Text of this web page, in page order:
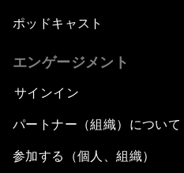
ポッドキャスト
エンゲージメント
サインイン
パートナー（組織）について
参加する（個人、組織）